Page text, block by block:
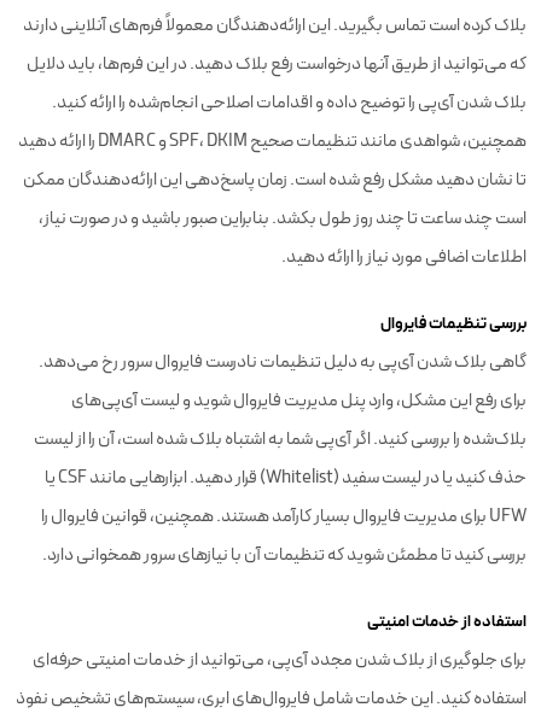
بلاک کرده است تماس بگیرید. این ارائه‌دهندگان معمولاً فرم‌های آنلاینی دارند
که می‌توانید از طریق آنها درخواست رفع بلاک دهید. در این فرم‌ها، باید دلایل
بلاک شدن آی‌پی را توضیح داده و اقدامات اصلاحی انجام‌شده را ارائه کنید.
همچنین، شواهدی مانند تنظیمات صحیح SPF، DKIM و DMARC را ارائه دهید
تا نشان دهید مشکل رفع شده است. زمان پاسخ‌دهی این ارائه‌دهندگان ممکن
است چند ساعت تا چند روز طول بکشد. بنابراین صبور باشید و در صورت نیاز،
اطلاعات اضافی مورد نیاز را ارائه دهید.
بررسی تنظیمات فایروال
گاهی بلاک شدن آی‌پی به دلیل تنظیمات نادرست فایروال سرور رخ می‌دهد.
برای رفع این مشکل، وارد پنل مدیریت فایروال شوید و لیست آی‌پی‌های
بلاک‌شده را بررسی کنید. اگر آی‌پی شما به اشتباه بلاک شده است، آن را از لیست
حذف کنید یا در لیست سفید (Whitelist) قرار دهید. ابزارهایی مانند CSF یا
UFW برای مدیریت فایروال بسیار کارآمد هستند. همچنین، قوانین فایروال را
بررسی کنید تا مطمئن شوید که تنظیمات آن با نیازهای سرور همخوانی دارد.
استفاده از خدمات امنیتی
برای جلوگیری از بلاک شدن مجدد آی‌پی، می‌توانید از خدمات امنیتی حرفه‌ای
استفاده کنید. این خدمات شامل فایروال‌های ابری، سیستم‌های تشخیص نفوذ